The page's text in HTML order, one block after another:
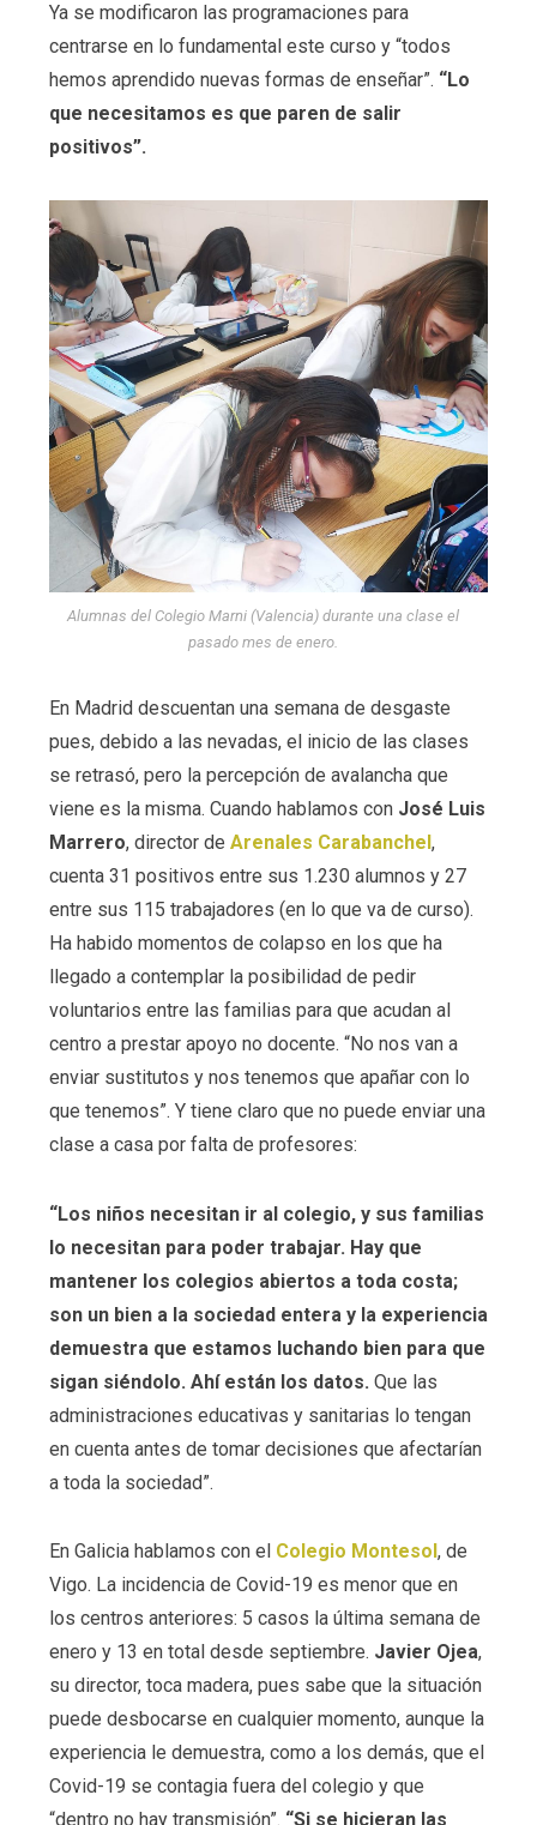
Ya se modificaron las programaciones para
centrarse en lo fundamental este curso y “todos
hemos aprendido nuevas formas de enseñar”. “Lo
que necesitamos es que paren de salir
positivos”.
Alumnas del Colegio Marni (Valencia) durante una clase el
pasado mes de enero.
En Madrid descuentan una semana de desgaste
pues, debido a las nevadas, el inicio de las clases
se retrasó, pero la percepción de avalancha que
viene es la misma. Cuando hablamos con José Luis
Marrero, director de Arenales Carabanchel,
cuenta 31 positivos entre sus 1.230 alumnos y 27
entre sus 115 trabajadores (en lo que va de curso).
Ha habido momentos de colapso en los que ha
llegado a contemplar la posibilidad de pedir
voluntarios entre las familias para que acudan al
centro a prestar apoyo no docente. “No nos van a
enviar sustitutos y nos tenemos que apañar con lo
que tenemos”. Y tiene claro que no puede enviar una
clase a casa por falta de profesores:
“Los niños necesitan ir al colegio, y sus familias
lo necesitan para poder trabajar. Hay que
mantener los colegios abiertos a toda costa;
son un bien a la sociedad entera y la experiencia
demuestra que estamos luchando bien para que
sigan siéndolo. Ahí están los datos. Que las
administraciones educativas y sanitarias lo tengan
en cuenta antes de tomar decisiones que afectarían
a toda la sociedad”.
En Galicia hablamos con el Colegio Montesol , de
Vigo. La incidencia de Covid-19 es menor que en
los centros anteriores: 5 casos la última semana de
enero y 13 en total desde septiembre. Javier Ojea,
su director, toca madera, pues sabe que la situación
puede desbocarse en cualquier momento, aunque la
experiencia le demuestra, como a los demás, que el
Covid-19 se contagia fuera del colegio y que
“dentro no hay transmisión”. “Si se hicieran las